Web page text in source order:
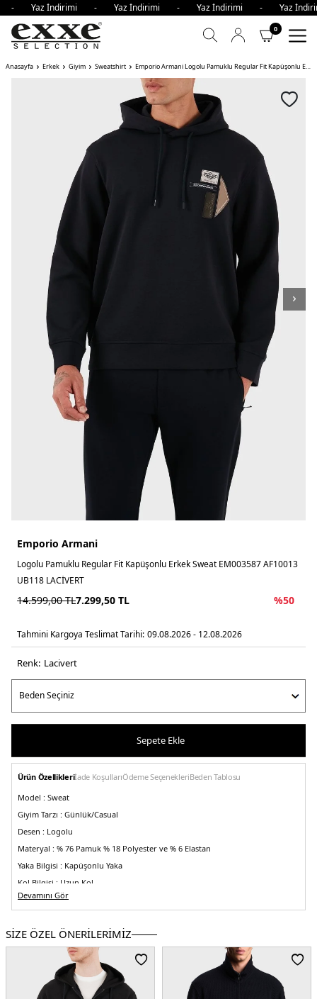
- Yaz İndirimi - Yaz İndirimi - Yaz İndirimi -
0
Anasayfa Erkek Giyim Sweatshirt Emporio Armani Logolu Pamuklu Regular Fit Kapüşonlu Erkek Sweat
Emporio Armani
Logolu Pamuklu Regular Fit Kapüşonlu Erkek Sweat EM003587 AF10013
UB118 LACİVERT
14.599,00TL7.299,50 TL %50
Tahmini Kargoya Teslimat Tarihi: 09.08.2026 - 12.08.2026
Renk: laci̇vert
Sepete Ekle
Ürün Özellikleriİade KoşullarıÖdeme SeçenekleriBeden Tablosu
Model : Sweat
Giyim Tarzı : Günlük/Casual
Desen : Logolu
Materyal : % 76 Pamuk % 18 Polyester ve % 6 Elastan
Yaka Bilgisi : Kapüşonlu Yaka
Kol Bilgisi : Uzun Kol
Kalıp Bilgisi :Regular Fit
/ Beden : M
Üretim Yeri :Kamboçya
5DK1EM003587AF10013UB118.12
Devamını Gör
SİZE ÖZEL ÖNERİLERİMİZ